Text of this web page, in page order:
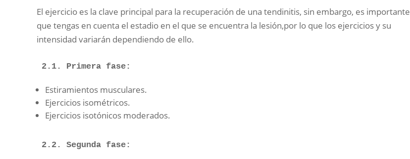
El ejercicio es la clave principal para la recuperación de una tendinitis, sin embargo, es importante
que tengas en cuenta el estadio en el que se encuentra la lesión,por lo que los ejercicios y su
intensidad variarán dependiendo de ello.
Estiramientos musculares.
Ejercicios isométricos.
Ejercicios isotónicos moderados.
2.2. Segunda fase: